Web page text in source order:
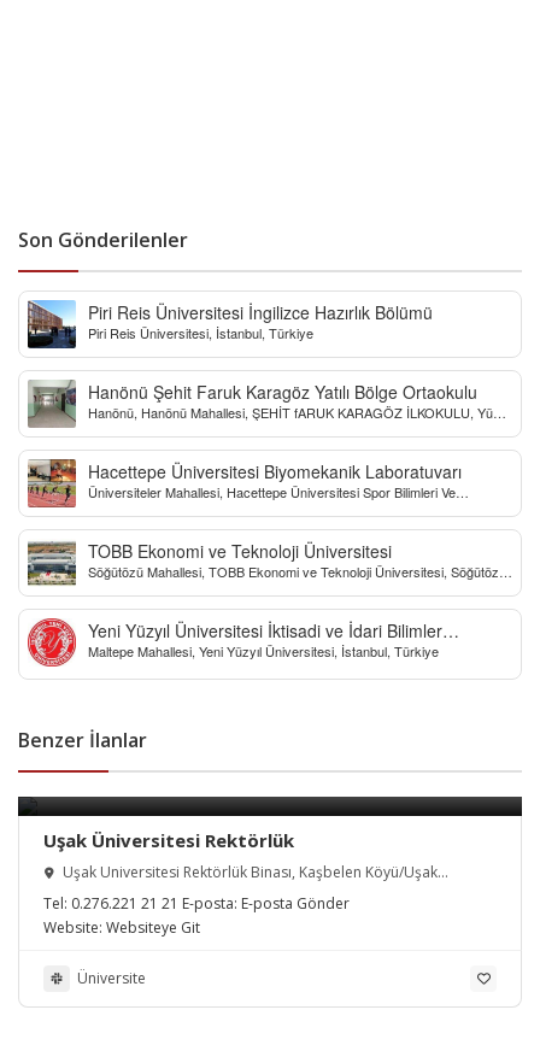
Son Gönderilenler
Piri Reis Üniversitesi İngilizce Hazırlık Bölümü
Piri Reis Üniversitesi, İstanbul, Türkiye
Hanönü Şehit Faruk Karagöz Yatılı Bölge Ortaokulu
Hanönü, Hanönü Mahallesi, ŞEHİT fARUK KARAGÖZ İLKOKULU, Yücel
Hacettepe Üniversitesi Biyomekanik Laboratuvarı
Üniversiteler Mahallesi, Hacettepe Üniversitesi Spor Bilimleri Ve
TOBB Ekonomi ve Teknoloji Üniversitesi
Söğütözü Mahallesi, TOBB Ekonomi ve Teknoloji Üniversitesi, Söğütözü
Yeni Yüzyıl Üniversitesi İktisadi ve İdari Bilimler
Fakültesi
Maltepe Mahallesi, Yeni Yüzyıl Üniversitesi, İstanbul, Türkiye
Benzer İlanlar
Uşak Üniversitesi Rektörlük
Uşak Üniversitesi Rektörlük Binası, Kaşbelen Köyü/Uşak
Tel: 0.276.221 21 21 E-posta: E-posta Gönder
Website: Websiteye Git
Üniversite